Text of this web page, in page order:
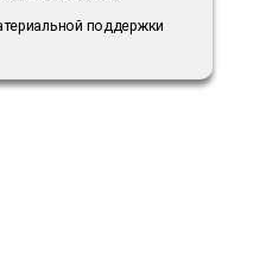
поддержки